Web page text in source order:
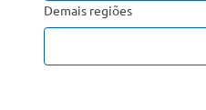
Demais regiões